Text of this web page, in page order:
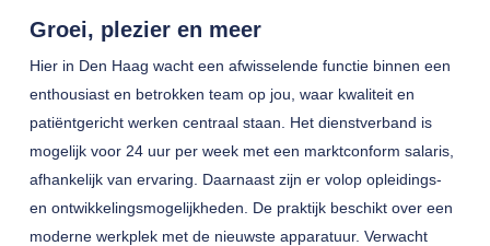
Groei, plezier en meer
Hier in Den Haag wacht een afwisselende functie binnen een
enthousiast en betrokken team op jou, waar kwaliteit en
patiëntgericht werken centraal staan. Het dienstverband is
mogelijk voor 24 uur per week met een marktconform salaris,
afhankelijk van ervaring. Daarnaast zijn er volop opleidings-
en ontwikkelingsmogelijkheden. De praktijk beschikt over een
moderne werkplek met de nieuwste apparatuur. Verwacht